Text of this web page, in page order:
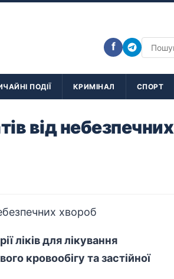
f
ПОДІЇ КРИМІНАЛ СПОРТ
від небезпечних
ліків для лікування
кровообігу та застійної